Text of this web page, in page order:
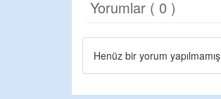
Yorumlar ( 0 )
Henüz bir yorum yapılmamış